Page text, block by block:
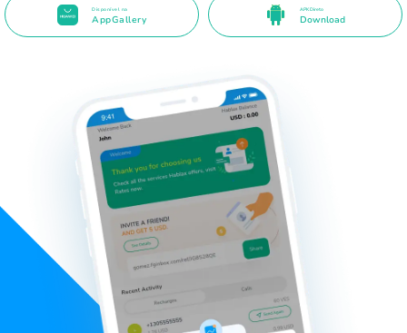
Disponível na
AppGallery
APK Direto
Download